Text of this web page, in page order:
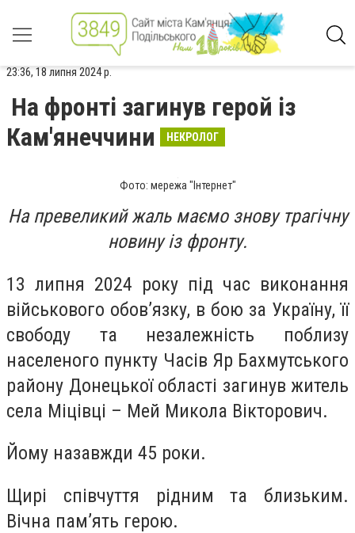
23:36, 18 липня 2024 р.
На фронті загинув герой із
Кам'янеччини
НЕКРОЛОГ
Фото: мережа "Інтернет"
На превеликий жаль маємо знову трагічну
новину із фронту.
13 липня 2024 року під час виконання
військового обов’язку, в бою за Україну, її
свободу та незалежність поблизу
населеного пункту Часів Яр Бахмутського
району Донецької області загинув житель
села Міцівці – Мей Микола Вікторович.
Йому назавжди 45 роки.
Щирі співчуття рідним та близьким.
Вічна памʼять герою.